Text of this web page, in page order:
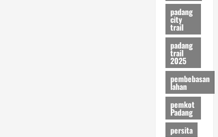
padang
city
trail
padang
trail
2025
pembebasan
lahan
pemkot
Padang
persita